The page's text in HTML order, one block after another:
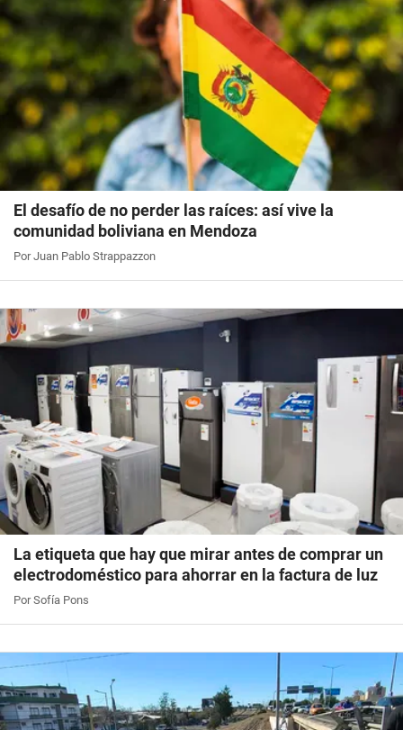
El desafío de no perder las raíces: así vive la
comunidad boliviana en Mendoza
Por Juan Pablo Strappazzon
La etiqueta que hay que mirar antes de comprar un
electrodoméstico para ahorrar en la factura de luz
Por Sofía Pons